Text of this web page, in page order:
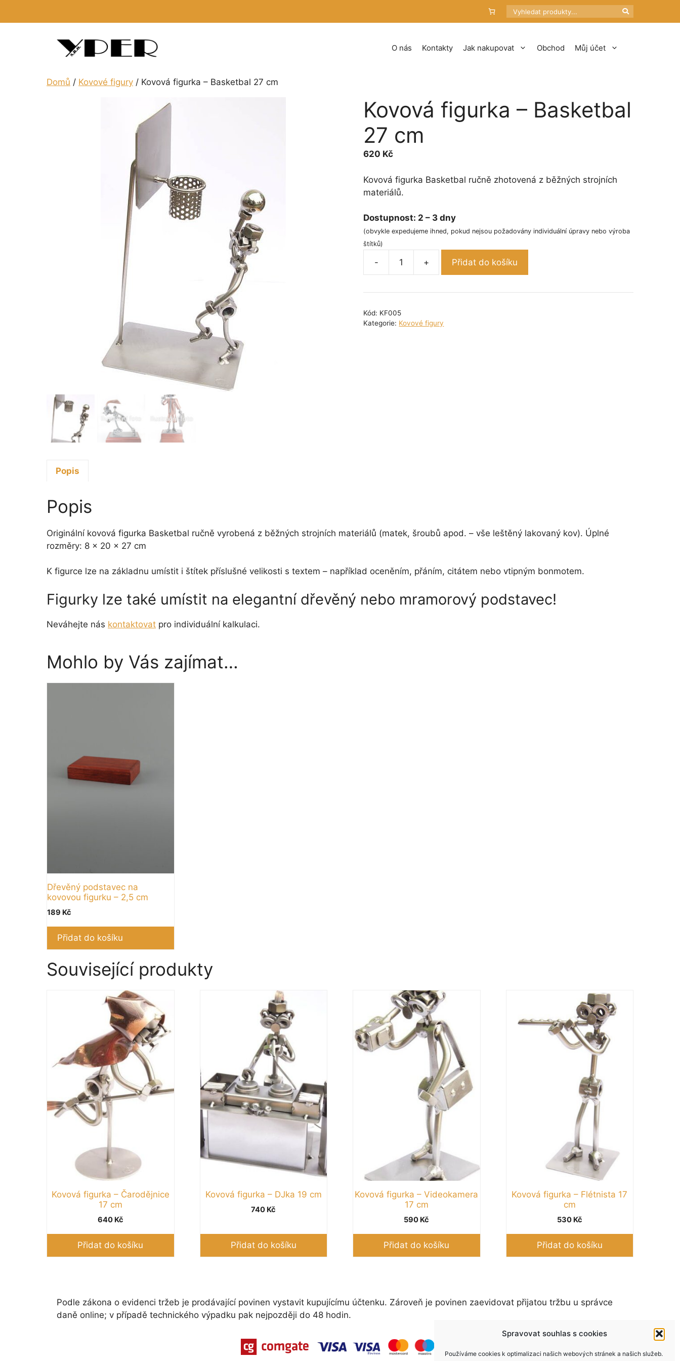
Spravovat souhlas s cookies
Používáme cookies k optimalizaci našich webových stránek a našich služeb.
Hledat
O nás Kontakty Jak nakupovat Obchod Můj účet
Domů / Kovové figury / Kovová figurka – Basketbal 27 cm
Kovová figurka – Basketbal
27 cm
620 Kč
Kovová figurka Basketbal ručně zhotovená z běžných strojních
materiálů.
Dostupnost: 2 – 3 dny
(obvykle expedujeme ihned, pokud nejsou požadovány individuální úpravy nebo výroba
štítků)
-
-
27
+ Přidat do košíku
Kód: KF005
Kategorie: Kovové figury
Popis
Popis
Originální kovová figurka Basketbal ručně vyrobená z běžných strojních materiálů (matek, šroubů apod. – vše leštěný lakovaný kov). Úplné
rozměry: 8 x 20 x 27 cm
K figurce lze na základnu umístit i štítek příslušné velikosti s textem – například oceněním, přáním, citátem nebo vtipným bonmotem.
Figurky lze také umístit na elegantní dřevěný nebo mramorový podstavec!
Neváhejte nás kontaktovat pro individuální kalkulaci.
Mohlo by Vás zajímat…
Dřevěný podstavec na
kovovou figurku – 2,5 cm
189 Kč
Přidat do košíku
Související produkty
Kovová figurka – Čarodějnice
17 cm
640 Kč
Přidat do košíku
Kovová figurka – DJka 19 cm
740 Kč
Přidat do košíku
Kovová figurka – Videokamera
17 cm
590 Kč
Přidat do košíku
Kovová figurka – Flétnista 17
cm
530 Kč
Přidat do košíku
Podle zákona o evidenci tržeb je prodávající povinen vystavit kupujícímu účtenku. Zároveň je povinen zaevidovat přijatou tržbu u správce
daně online; v případě technického výpadku pak nejpozději do 48 hodin.